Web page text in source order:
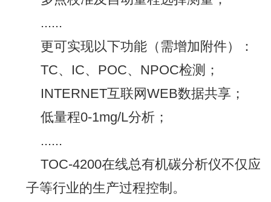
......
更可实现以下功能（需增加附件）：
TC、IC、POC、NPOC检测；
INTERNET互联网WEB数据共享；
低量程0-1mg/L分析；
......
TOC-4200在线总有机碳分析仪不仅应
子等行业的生产过程控制。